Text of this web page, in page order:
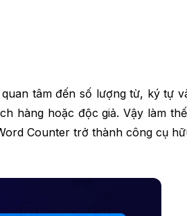
tâm đến số lượng từ, ký tự
hàng hoặc độc giả. Vậy làm
Counter trở thành công cụ